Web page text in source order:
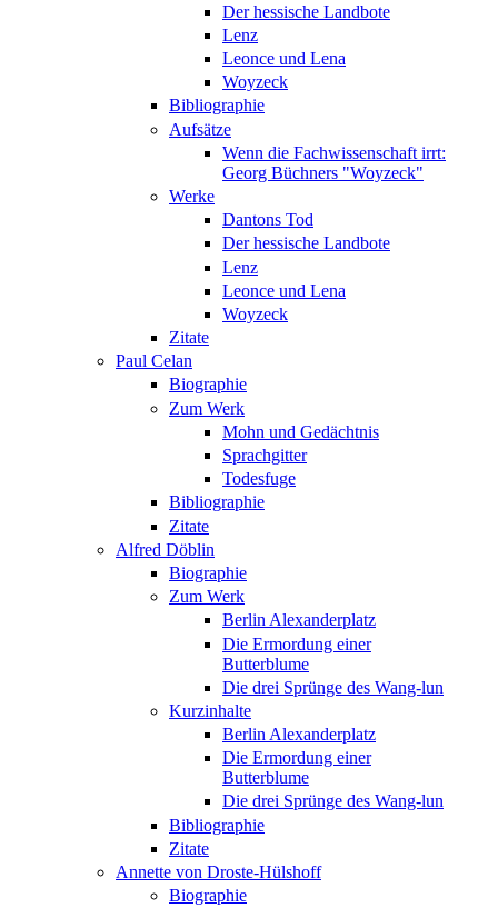
Der hessische Landbote
Lenz
Leonce und Lena
Woyzeck
Bibliographie
Aufsätze
Wenn die Fachwissenschaft irrt:
Georg Büchners "Woyzeck"
Werke
Dantons Tod
Der hessische Landbote
Lenz
Leonce und Lena
Woyzeck
Zitate
Paul Celan
Biographie
Zum Werk
Mohn und Gedächtnis
Sprachgitter
Todesfuge
Bibliographie
Zitate
Alfred Döblin
Biographie
Zum Werk
Berlin Alexanderplatz
Die Ermordung einer
Butterblume
Die drei Sprünge des Wang-lun
Kurzinhalte
Berlin Alexanderplatz
Die Ermordung einer
Butterblume
Die drei Sprünge des Wang-lun
Bibliographie
Zitate
Annette von Droste-Hülshoff
Biographie